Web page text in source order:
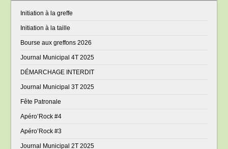
Initiation à la greffe
Initiation à la taille
Bourse aux greffons 2026
Journal Municipal 4T 2025
DÉMARCHAGE INTERDIT
Journal Municipal 3T 2025
Fête Patronale
Apéro’Rock #4
Apéro’Rock #3
Journal Municipal 2T 2025